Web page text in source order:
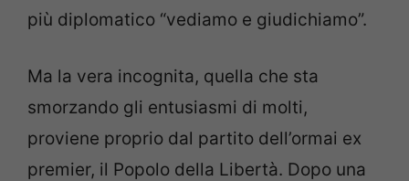
più diplomatico “vediamo e giudichiamo”.
Ma la vera incognita, quella che sta
smorzando gli entusiasmi di molti,
proviene proprio dal partito dell’ormai ex
premier, il Popolo della Libertà. Dopo una